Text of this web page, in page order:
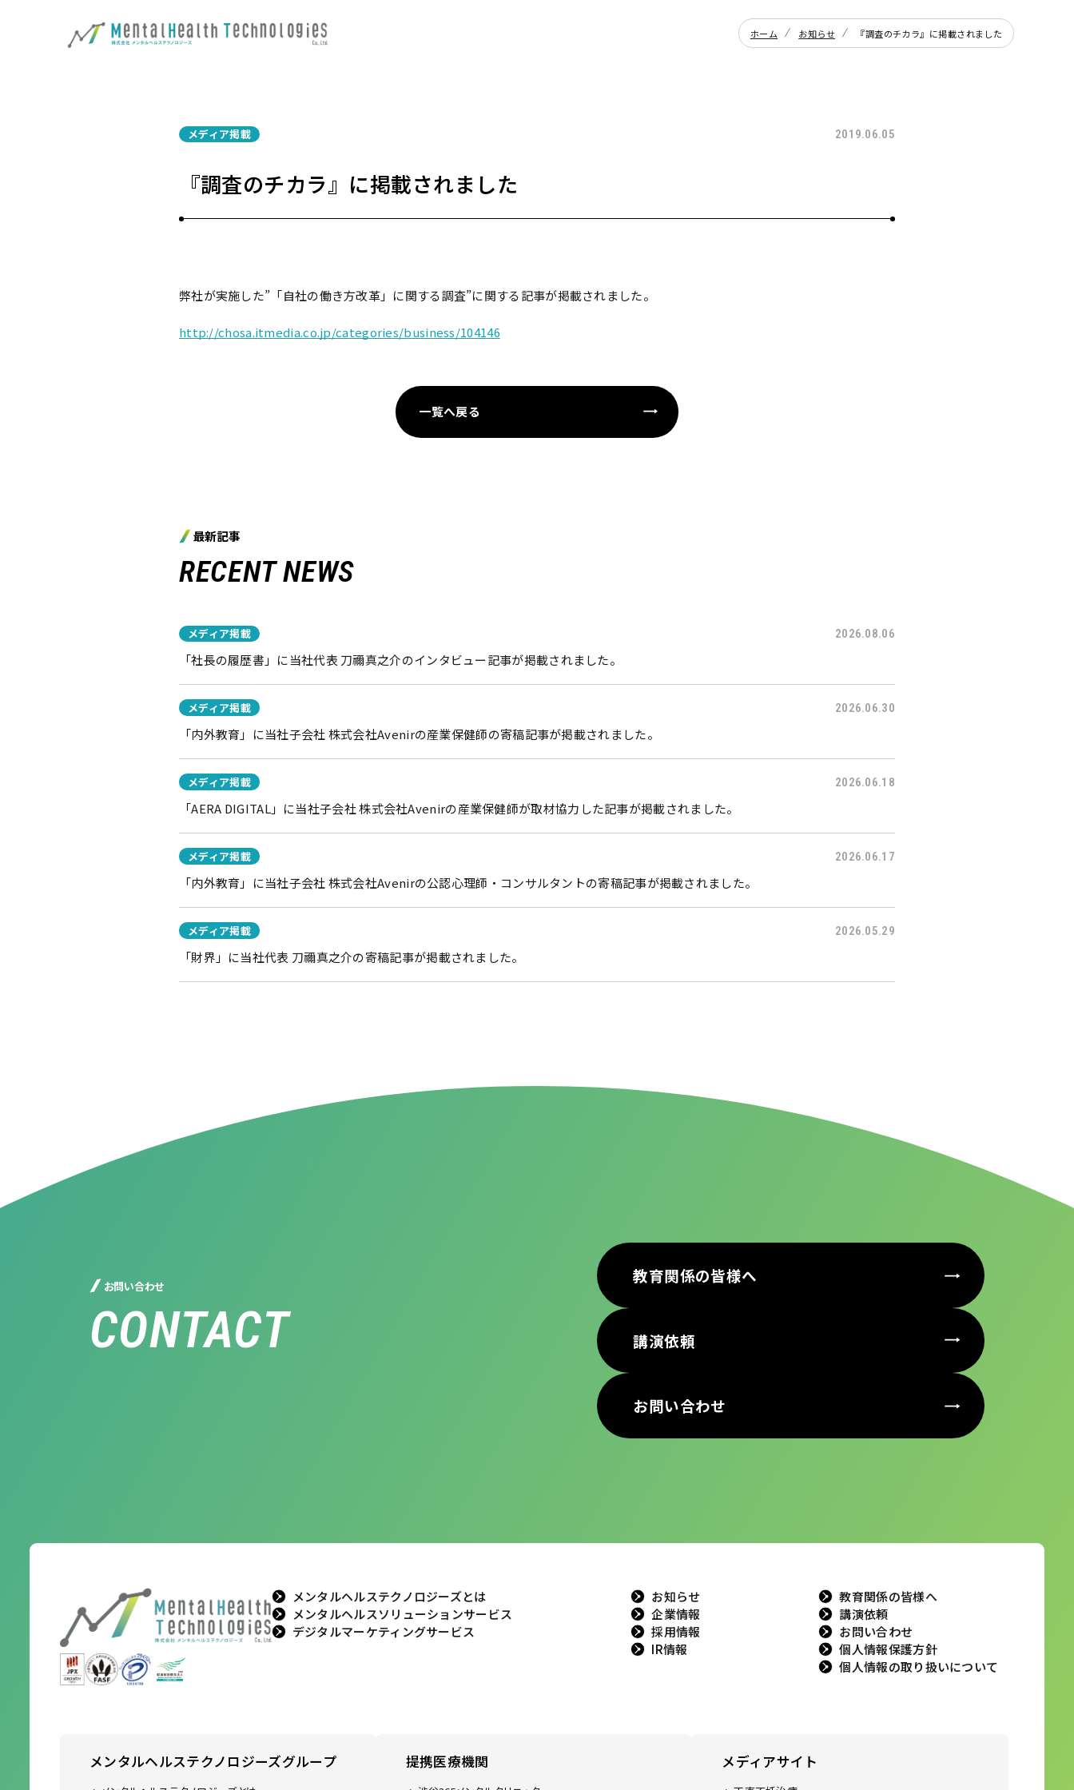
ホーム お知らせ 『調査のチカラ』に掲載されました
メディア掲載 2019.06.05
『調査のチカラ』に掲載されました
弊社が実施した”「自社の働き方改革」に関する調査”に関する記事が掲載されました。
http://chosa.itmedia.co.jp/categories/business/104146
一覧へ戻る
最新記事
RECENT NEWS
メディア掲載 2026.08.06
「社長の履歴書」に当社代表 刀禰真之介のインタビュー記事が掲載されました。
メディア掲載 2026.06.30
「内外教育」に当社子会社 株式会社Avenirの産業保健師の寄稿記事が掲載されました。
メディア掲載 2026.06.18
「AERA DIGITAL」に当社子会社 株式会社Avenirの産業保健師が取材協力した記事が掲載されました。
メディア掲載 2026.06.17
「内外教育」に当社子会社 株式会社Avenirの公認心理師・コンサルタントの寄稿記事が掲載されました。
メディア掲載 2026.05.29
「財界」に当社代表 刀禰真之介の寄稿記事が掲載されました。
お問い合わせ
CONTACT
教育関係の皆様へ
講演依頼
お問い合わせ
メンタルヘルステクノロジーズとは
メンタルヘルスソリューションサービス
デジタルマーケティングサービス
お知らせ
企業情報
採用情報
IR情報
教育関係の皆様へ
講演依頼
お問い合わせ
個人情報保護方針
個人情報の取り扱いについて
メンタルヘルステクノロジーズグループ 提携医療機関 メディアサイト